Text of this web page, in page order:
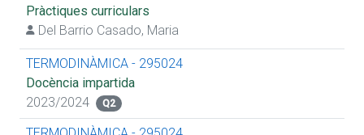
Pràctiques curriculars
Del Barrio Casado, Maria
TERMODINÀMICA - 295024
Docència impartida
2023/2024
Q2